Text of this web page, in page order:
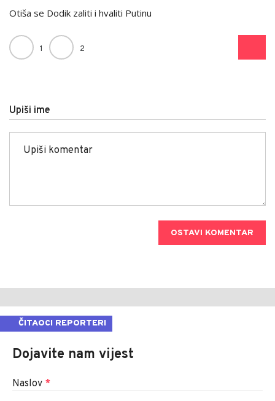
Otiša se Dodik zaliti i hvaliti Putinu
1 2
Upiši ime
OSTAVI KOMENTAR
ČITAOCI REPORTERI
Dojavite nam vijest
Naslov *